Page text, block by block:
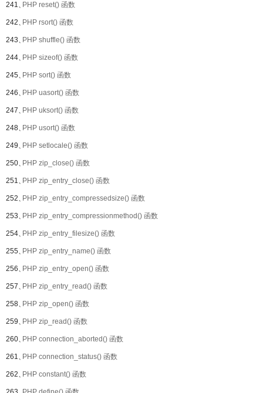
241、PHP reset() 函数
242、PHP rsort() 函数
243、PHP shuffle() 函数
244、PHP sizeof() 函数
245、PHP sort() 函数
246、PHP uasort() 函数
247、PHP uksort() 函数
248、PHP usort() 函数
249、PHP setlocale() 函数
250、PHP zip_close() 函数
251、PHP zip_entry_close() 函数
252、PHP zip_entry_compressedsize() 函数
253、PHP zip_entry_compressionmethod() 函数
254、PHP zip_entry_filesize() 函数
255、PHP zip_entry_name() 函数
256、PHP zip_entry_open() 函数
257、PHP zip_entry_read() 函数
258、PHP zip_open() 函数
259、PHP zip_read() 函数
260、PHP connection_aborted() 函数
261、PHP connection_status() 函数
262、PHP constant() 函数